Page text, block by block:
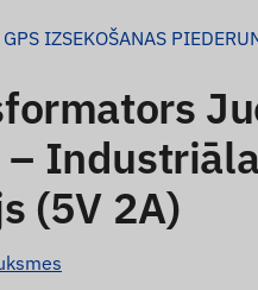
GPS IZSEKOŠANAS
–
(5V 2A)